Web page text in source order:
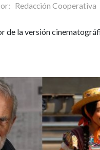
Redacción Cooperativa
de la versión